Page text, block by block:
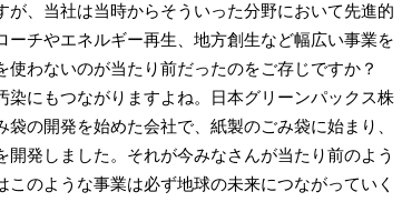
、当社は当時からそういった分野において先進的
チやエネルギー再生、地方創生など幅広い事業を
使わないのが当たり前だったのをご存じですか？
染にもつながりますよね。日本グリーンパックス株
の開発を始めた会社で、紙製のごみ袋に始まり、
発しました。それが今みなさんが当たり前のよう
のような事業は必ず地球の未来につながっていく